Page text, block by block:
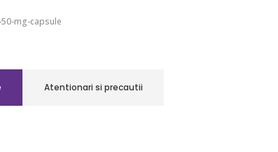
mg-capsule
Atentionari si precautii